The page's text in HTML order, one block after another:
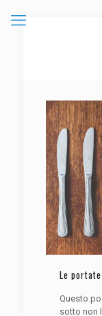
Le
Questo
sotto non